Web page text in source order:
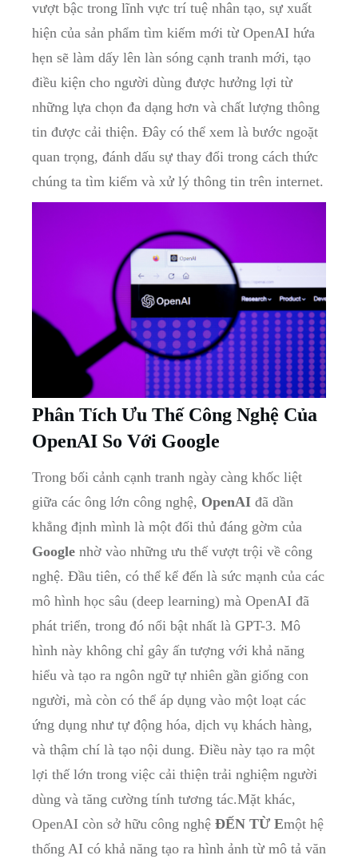
vượt bậc trong lĩnh vực trí tuệ nhân tạo, sự xuất
hiện của sản phẩm tìm kiếm mới từ OpenAI hứa
hẹn sẽ làm dấy lên làn sóng cạnh tranh mới, tạo
điều kiện cho người dùng được hưởng lợi từ
những lựa chọn đa dạng hơn và chất lượng thông
tin được cải thiện. Đây có thể xem là bước ngoặt
quan trọng, đánh dấu sự thay đổi trong cách thức
chúng ta tìm kiếm và xử lý thông tin trên internet.
Phân Tích Ưu Thế Công Nghệ Của
OpenAI So Với Google
Trong bối cảnh cạnh tranh ngày càng khốc liệt
giữa các ông lớn công nghệ, OpenAI đã dần
khẳng định mình là một đối thủ đáng gờm của
Google nhờ vào những ưu thế vượt trội về công
nghệ. Đầu tiên, có thể kể đến là sức mạnh của các
mô hình học sâu (deep learning) mà OpenAI đã
phát triển, trong đó nổi bật nhất là GPT-3. Mô
hình này không chỉ gây ấn tượng với khả năng
hiểu và tạo ra ngôn ngữ tự nhiên gần giống con
người, mà còn có thể áp dụng vào một loạt các
ứng dụng như tự động hóa, dịch vụ khách hàng,
và thậm chí là tạo nội dung. Điều này tạo ra một
lợi thế lớn trong việc cải thiện trải nghiệm người
dùng và tăng cường tính tương tác.Mặt khác,
OpenAI còn sở hữu công nghệ ĐẾN TỪ Emột hệ
thống AI có khả năng tạo ra hình ảnh từ mô tả văn